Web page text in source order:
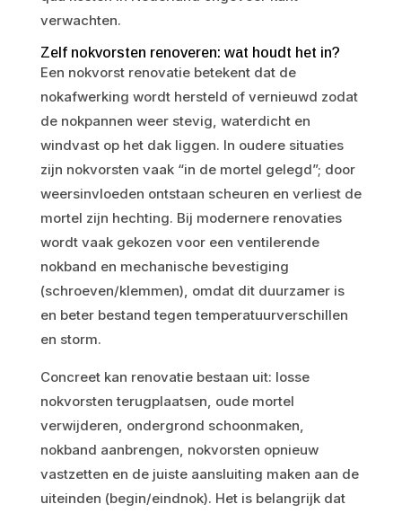
verwachten.
Zelf nokvorsten renoveren: wat houdt het in?
Een nokvorst renovatie betekent dat de
nokafwerking wordt hersteld of vernieuwd zodat
de nokpannen weer stevig, waterdicht en
windvast op het dak liggen. In oudere situaties
zijn nokvorsten vaak “in de mortel gelegd”; door
weersinvloeden ontstaan scheuren en verliest de
mortel zijn hechting. Bij modernere renovaties
wordt vaak gekozen voor een ventilerende
nokband en mechanische bevestiging
(schroeven/klemmen), omdat dit duurzamer is
en beter bestand tegen temperatuurverschillen
en storm.
Concreet kan renovatie bestaan uit: losse
nokvorsten terugplaatsen, oude mortel
verwijderen, ondergrond schoonmaken,
nokband aanbrengen, nokvorsten opnieuw
vastzetten en de juiste aansluiting maken aan de
uiteinden (begin/eindnok). Het is belangrijk dat